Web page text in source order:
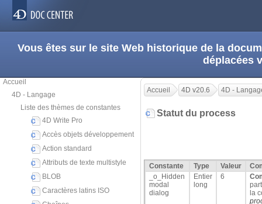
Vous êtes sur le site Web historique de la
déplacées
Accueil
4D - Langage
Liste des thèmes de constantes
4D Write Pro
Accès objets développement
Action standard
Attributs de texte multistyle
BLOB
Caractères latins ISO
Accueil 4D v20.6 4D -
Statut du process
Constante Type Valeur
_o_Hidden
modal
dialog
Entier
long
6
la